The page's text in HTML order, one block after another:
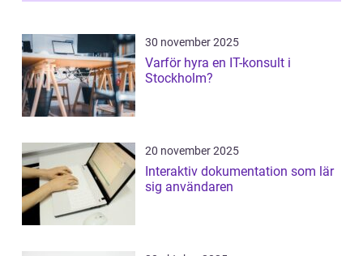
30 november 2025
Varför hyra en IT-konsult i
Stockholm?
20 november 2025
Interaktiv dokumentation som lär
sig användaren